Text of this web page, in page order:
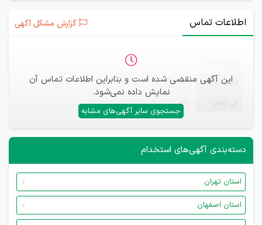
اطلاعات تماس گزارش مشکل آگهی
این آگهی منقضی شده است و بنابراین اطلاعات تماس آن
نمایش داده نمی‌شود.
جستجوی سایر آگهی‌های مشابه
ایمیل —
—
دسته‌بندی آگهی‌های استخدام
استان تهران
استان اصفهان